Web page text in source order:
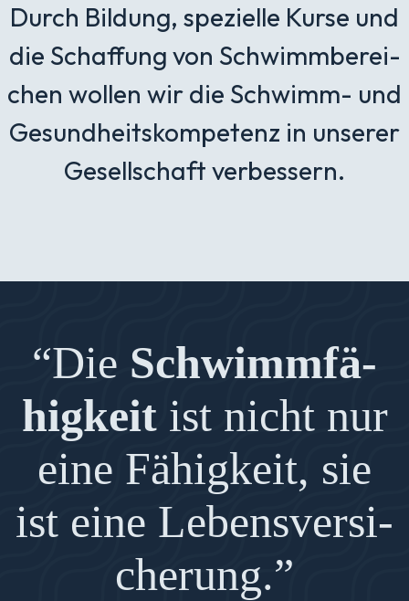
Durch Bil­dung, spe­zi­el­le Kur­se und
die Schaf­fung von Schwimm­be­rei­
chen wol­len wir die Schwimm- und
Gesund­heits­kom­pe­tenz in unse­rer
Gesell­schaft ver­bes­sern.
“Die Schwimm­fä­
hig­keitist nicht nur
eine Fähig­keit, sie
ist eine Lebens­ver­si­
che­rung.”